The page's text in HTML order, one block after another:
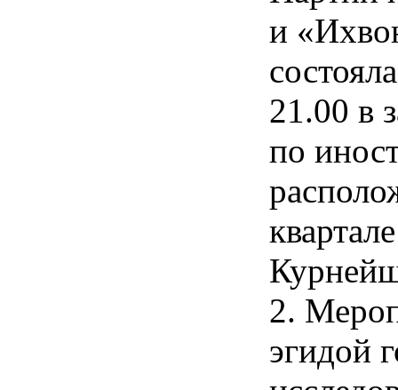
и
21.00 в
по
2.
эгидой